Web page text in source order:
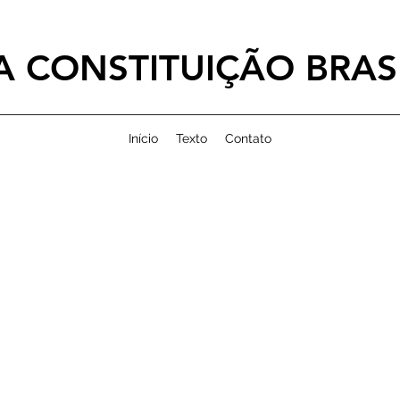
CONSTITUIÇÃO
Início Texto Contato